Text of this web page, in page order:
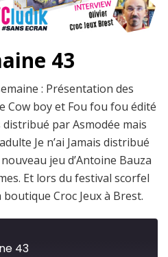
43
: Présentation des
Cow boy et Fou fou fou édité
par Asmodée mais
Je n’ai Jamais distribué
jeu d’Antoine Bauza
Et lors du festival scorfel
Croc Jeux à Brest.
43